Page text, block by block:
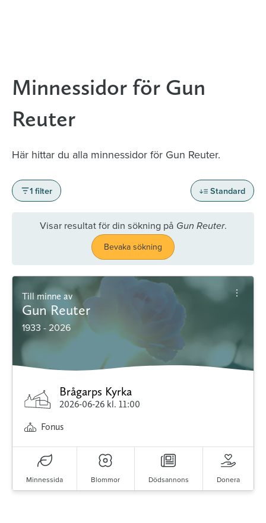
Minnessidor för Gun
Reuter
Här hittar du alla minnessidor för Gun Reuter.
1 filter Standard
Visar resultat för din sökning på Gun Reuter.
Bevaka sökning
Till minne av
Gun Reuter
1933 - 2026
Brågarps Kyrka
2026-06-26 kl. 11:00
Fonus
Minnessida Blommor Dödsannons Donera